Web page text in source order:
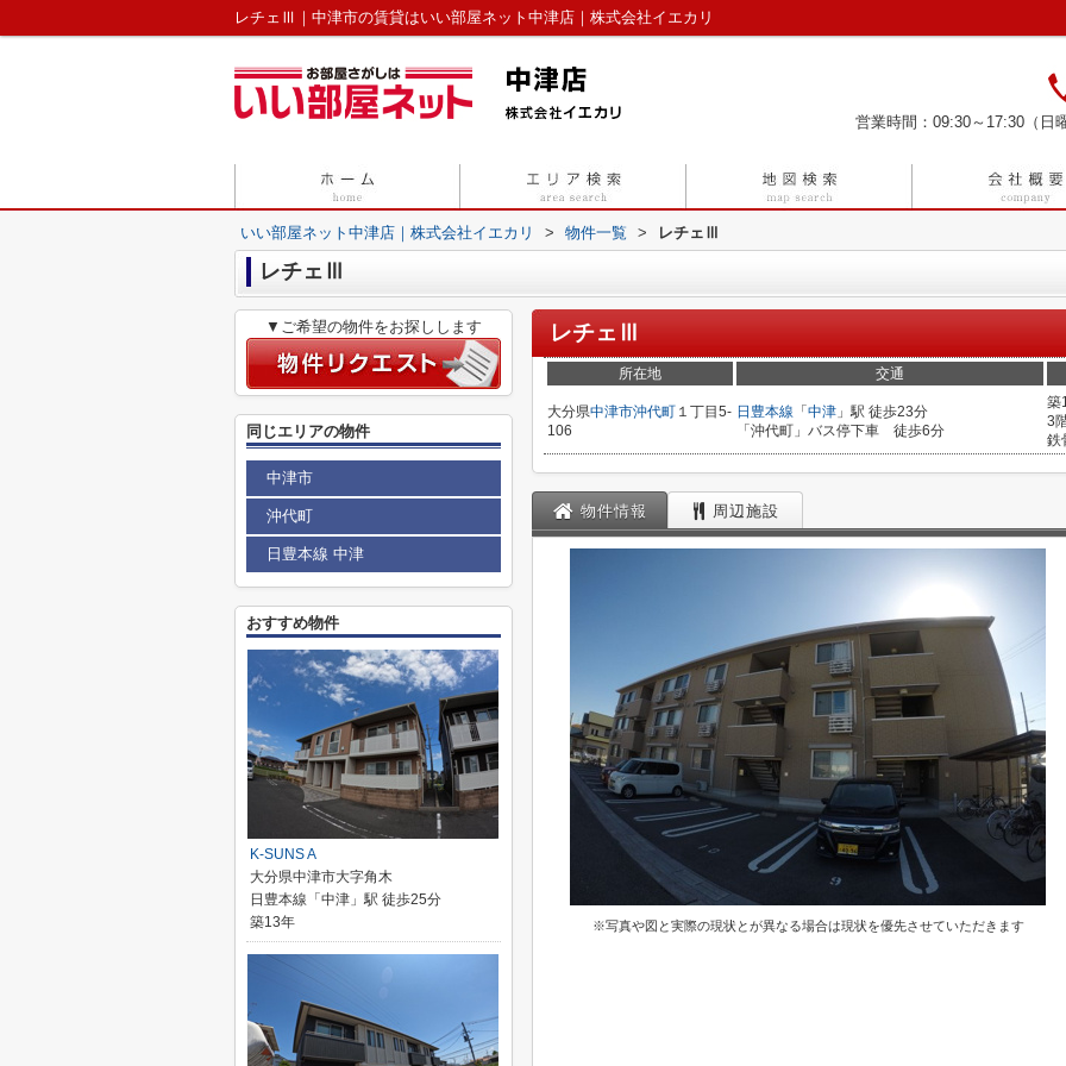
レチェⅢ｜中津市の賃貸はいい部屋ネット中津店｜株式会社イエカリ
営業時間：09:30～17:30（日
いい部屋ネット中津店｜株式会社イエカリ > 物件一覧 > レチェⅢ
レチェⅢ
レチェⅢ
所在地 交通
大分県中津市沖代町 １丁目5-
106
日豊本線 「 中津 」駅 徒歩23分
「沖代町」バス停下車 徒歩6分
築
3
鉄
物件情報 周辺施設
※写真や図と実際の現状とが異なる場合は現状を優先させていただきます
▼ご希望の物件をお探しします
同じエリアの物件
中津市
沖代町
日豊本線 中津
おすすめ物件
K-SUNS A
大分県中津市大字角木
日豊本線「中津」駅 徒歩25分
築13年